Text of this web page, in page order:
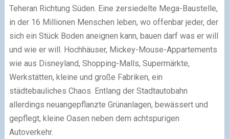
Teheran Richtung Süden. Eine zersiedelte Mega-Baustelle,
in der 16 Millionen Menschen leben, wo offenbar jeder, der
sich ein Stück Boden aneignen kann, bauen darf was er will
und wie er will. Hochhäuser, Mickey-Mouse-Appartements
wie aus Disneyland, Shopping-Malls, Supermärkte,
Werkstätten, kleine und große Fabriken, ein
städtebauliches Chaos. Entlang der Stadtautobahn
allerdings neuangepflanzte Grünanlagen, bewässert und
gepflegt, kleine Oasen neben dem achtspurigen
Autoverkehr.